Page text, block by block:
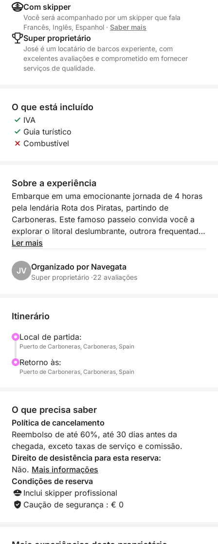
Com skipper
Você será acompanhado por um skipper que fala
Francês, Inglês, Espanhol · Saber mais
Super proprietário
José é um locatário de barcos experiente, com
excelentes avaliações e comprometido em fornecer
serviços de qualidade.
O que está incluído
IVA
Guia turístico
Combustível
Sobre a experiência
Embarque em uma emocionante jornada de 4 horas
pela lendária Rota dos Piratas, partindo de
Carboneras. Este famoso passeio convida você a
explorar o litoral deslumbrante, outrora frequentado
por piratas, repleto de cavernas escondidas,
fôlego.
aventuras ousadas, enquanto aprecia vistas
cristalinas. A rota combina história e aventura com
momentos de tranquilidade — perfeita para nadar,
tomar sol ou simplesmente desfrutar da brisa fresca
do mar.
fascinada por histórias marítimas, este passeio
oferece uma maneira única de vivenciar Carboneras
a partir da água. Mergulhe no Mediterrâneo, explore
lugares isolados e sinta o espírito dos piratas que
outrora vagaram por estas praias.
Com bastante tempo para relaxar e apreciar a
paisagem, a Rota dos Piratas é mais do que apenas
um cruzeiro — é uma aventura envolvente que
mistura beleza natural e lendas cativantes em um dia
inesquecível no mar.
Ler mais
JV Organizado por Navegata
Super proprietário ·22 avaliações
Itinerário
Local de partida:
Puerto de Carboneras, Carboneras, Spain
Retorno às:
Puerto de Carboneras, Carboneras, Spain
O que precisa saber
Política de cancelamento
Reembolso de até 60%, até 30 dias antes da
chegada, exceto taxas de serviço e comissão.
Direito de desistência para esta reserva:
Não. Mais informações
Condições de reserva
Inclui skipper profissional
Caução de segurança : € 0